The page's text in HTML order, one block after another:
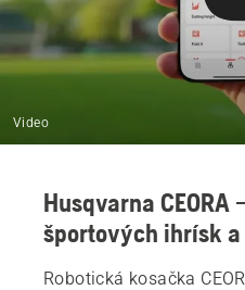
Video
Husqvarna CEORA
športových ihrísk
Robotická kosačka